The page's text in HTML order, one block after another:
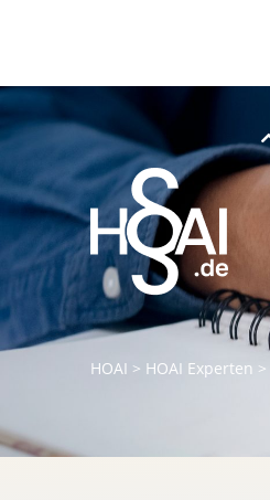
HOAI > HOAI Experten >